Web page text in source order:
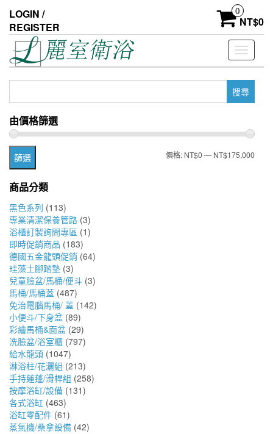
the
content
LOGIN /
REGISTER
0
NT$0
Toggle
鍵
字:
由價格篩選
最最
篩選 價格: NT$0—NT$175,000
商品分類
黑色系列 (113)
專業清潔保養管路 (3)
浴櫃訂製詢問專區 (1)
即時促銷商品 (183)
德國五金龍頭促銷 (64)
珪藻土腳踏墊 (3)
兒童臉盆/馬桶/便斗 (3)
馬桶/馬桶蓋 (487)
免治電腦馬桶/ 蓋 (142)
小便斗/下身盆 (89)
彩繪馬桶&面盆 (29)
洗臉盆/浴室櫃 (797)
給水龍頭 (1047)
淋浴柱/花灑組 (213)
手持蓮蓬/滑桿組 (258)
按摩浴缸/設備 (131)
各式浴缸 (463)
浴缸零配件 (61)
蒸氣機/桑拿設備 (42)